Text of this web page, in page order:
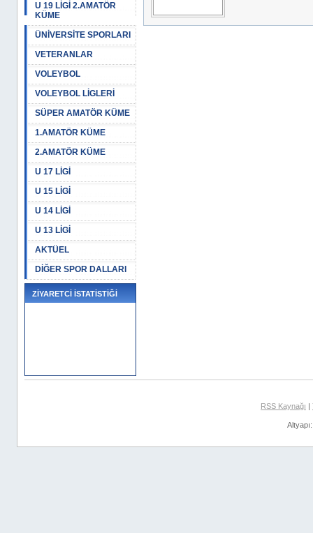
U 19 LİGİ 2.AMATÖR
KÜME
ÜNİVERSİTE SPORLARI
VETERANLAR
VOLEYBOL
VOLEYBOL LİGLERİ
SÜPER AMATÖR KÜME
1.AMATÖR KÜME
2.AMATÖR KÜME
U 17 LİGİ
U 15 LİGİ
U 14 LİGİ
U 13 LİGİ
AKTÜEL
DİĞER SPOR DALLARI
ZİYARETCİ İSTATİSTİĞİ
RSS Kaynağı |